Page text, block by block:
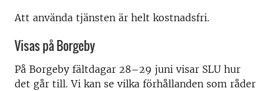
Att använda tjänsten är helt kostnadsfri.
Visas på Borgeby
På Borgeby fältdagar 28–29 juni visar SLU hur
det går till. Vi kan se vilka förhållanden som råder